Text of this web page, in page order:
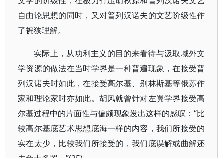
自由论思想的同时，又对普列汉诺夫的文艺阶级性作
了褊狭理解。
实际上，从功利主义的目的来看待与汲取域外文
学资源的做法在当时学界是一种普遍现象，在接受普
列汉诺夫时如此，在接受高尔基、别林斯基等俄苏作
家和理论家时亦如此。胡风就曾针对左翼学界接受高
尔基过程中的片面性与偏颇现象发出这样的感叹：“比
较高尔基底艺术思想底海一样的内容，我们所接受的
实在太少，比较我们所接受的，我们底误解或曲解还